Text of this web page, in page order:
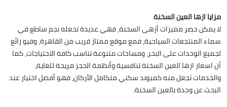
مزايا ازها العين السخنة
لا يمكن حصر مميزات أزهى السخنة، فهي عديدة تجعله نجم ساطع في
سماء المنتجعات السياحية، فمع موقع ممتاز قريب من القاهرة، وفيو رائع
لجميع الوحدات على البحر، ومساحات متنوعة تناسب كافة الاحتياجات، كما
أن اسعار ازها العين السخنة تنافسية وأنظمة الحجز مريحة للغاية،
والخدمات تجعل منه كمبوند سكني متكامل الأركان، فهو أفضل اختيار عند
البحث عن وحدة بالعين السخنة.